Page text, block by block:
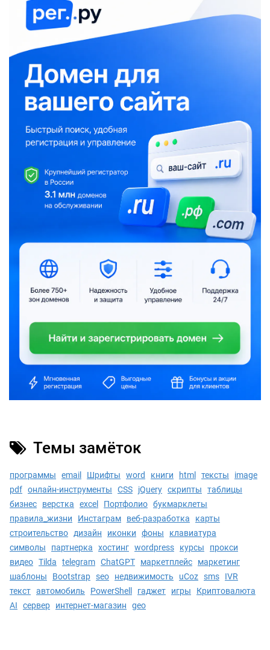
Темы замёток
программы email Шрифты word книги html тексты
image
pdf онлайн-инструменты CSS jQuery скрипты
таблицы
бизнес
верстка excel Портфолио букмарклеты
правила_жизни
Инстаграм веб-разработка
карты
строительство
дизайн иконки фоны
клавиатура
символы
партнерка хостинг wordpress курсы
прокси
видео Tilda telegram ChatGPT маркетплейс
маркетинг
шаблоны
Bootstrap seo недвижимость uCoz sms
IVR
текст автомобиль PowerShell гаджет игры
Криптовалюта
AI
сервер интернет-магазин geo